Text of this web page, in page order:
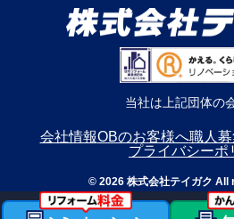
当社は上記団体の
会社情報OBのお客様へ職人
プライバシーポ
© 2026 株式会社テイガク